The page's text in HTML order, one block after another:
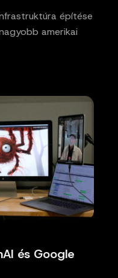
építése
amerikai
és Google